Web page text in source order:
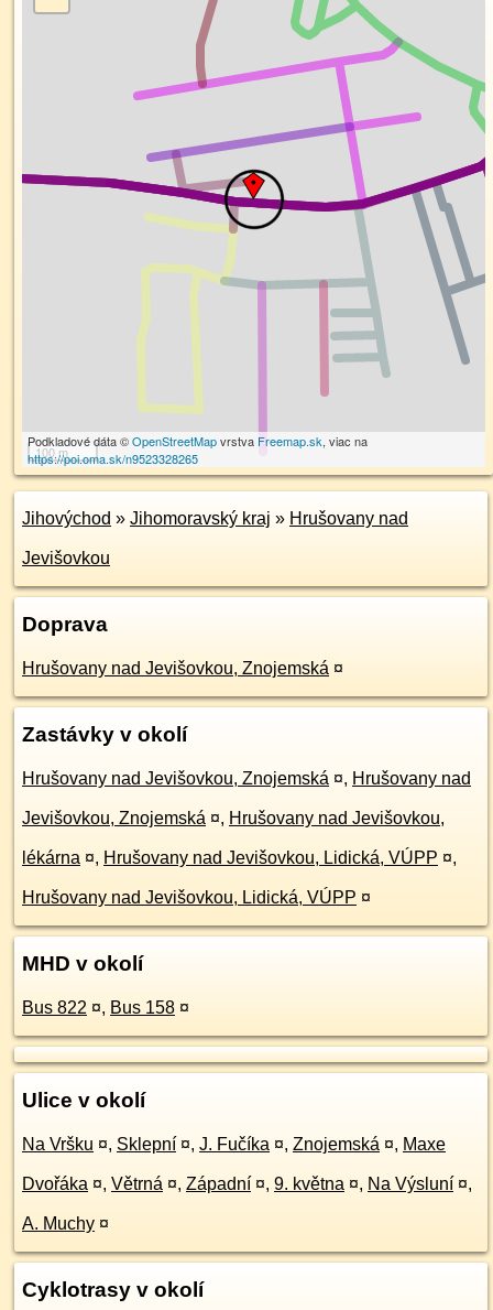
100 m
Podkladové dáta ©OpenStreetMapvrstva Freemap.sk, viac na
https://poi.oma.sk/n9523328265
Jihovýchod » Jihomoravský kraj » Hrušovany nad
Jevišovkou
Doprava
Hrušovany nad Jevišovkou, Znojemská ¤
Zastávky v okolí
Hrušovany nad Jevišovkou, Znojemská ¤, Hrušovany nad
Jevišovkou, Znojemská ¤, Hrušovany nad Jevišovkou,
lékárna ¤, Hrušovany nad Jevišovkou, Lidická, VÚPP ¤,
Hrušovany nad Jevišovkou, Lidická, VÚPP ¤
MHD v okolí
Bus 822 ¤, Bus 158 ¤
Ulice v okolí
Na Vršku ¤, Sklepní ¤, J. Fučíka ¤, Znojemská ¤, Maxe
Dvořáka ¤, Větrná ¤, Západní ¤, 9. května ¤, Na Výsluní ¤,
A. Muchy ¤
Cyklotrasy v okolí